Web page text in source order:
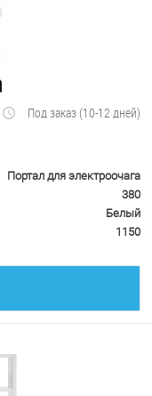
Под заказ (10-12 дней)
Портал для электроочага
380
Белый
1150